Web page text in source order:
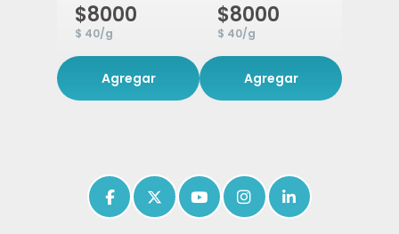
$8000
$ 40/g
Agregar
$8000
$ 40/g
Agregar
Icon of facebook-f
Icon of x-twitter
Icon of youtube
Icon of instagram
Icon of